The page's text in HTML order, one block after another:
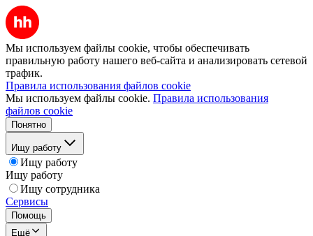
Мы используем файлы cookie, чтобы обеспечивать
правильную работу нашего веб-сайта и анализировать сетевой
трафик.
Правила использования файлов cookie
Мы используем файлы cookie. Правила использования
файлов cookie
Понятно
Ищу работу
Ищу работу
Ищу работу
Ищу сотрудника
Сервисы
Помощь
Ещё